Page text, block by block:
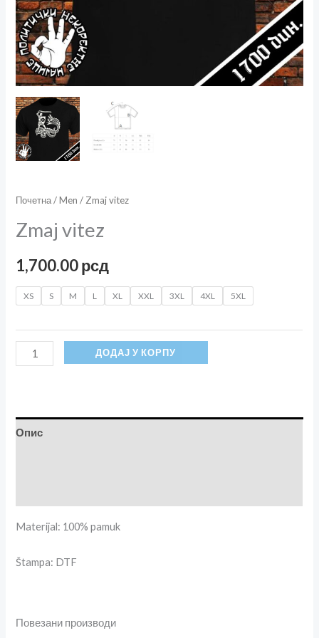
Почетна/Men / Zmaj vitez
Zmaj vitez
1,700.00рсд
XS S M L XL XXL 3XL 4XL 5XL
ДОДАЈ У КОРПУ
Опис
Materijal: 100% pamuk
Štampa: DTF
Повезани производи